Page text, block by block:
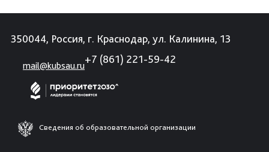
350044, Россия, г. Краснодар, ул. Калинина, 13
mail@kubsau.ru
+7 (861) 221-59-42
Сведения об образовательной организации